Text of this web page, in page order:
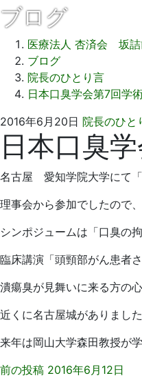
ブログ
医療法人 杏済会 坂詰
ブログ
院長のひとり言
日本口臭学会第7回学
2016年6月20日 院長のひと
日本口臭
名古屋 愛知学院大学にて「
理事会から参加でしたので
シンポジュームは「口臭の
臨床講演「頭頸部がん患者
潰瘍臭が見舞いに来る方の
近くに名古屋城がありまし
来年は岡山大学森田教授が
前の投稿 2016年6月12日